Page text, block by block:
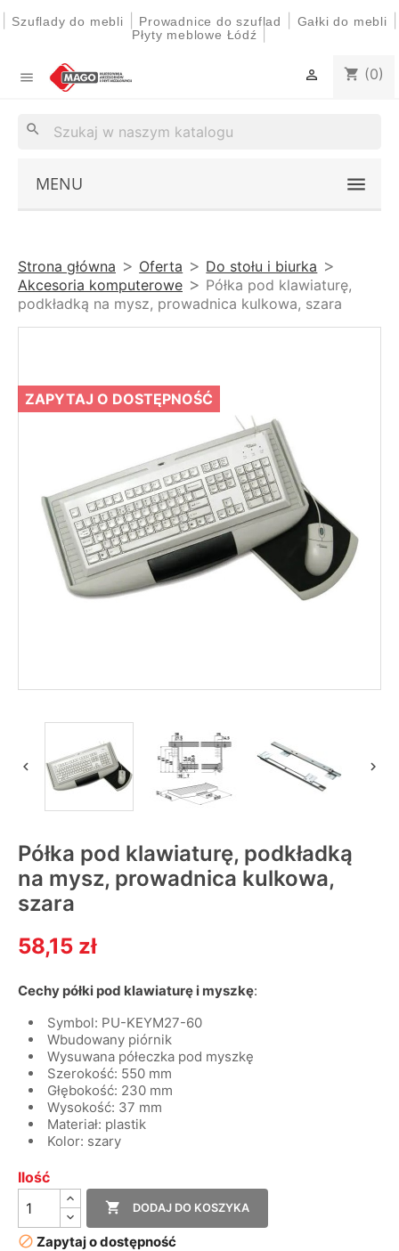
Szuflady do mebli Prowadnice do szuflad Gałki do mebli
Płyty meblowe Łódź
 shopping_cart (0)

search
MENU
Strona główna Oferta
Do stołu i biurka
Akcesoria komputerowe
Półka pod klawiaturę,
podkładką na mysz, prowadnica kulkowa, szara
ZAPYTAJ O DOSTĘPNOŚĆ
 
Półka pod klawiaturę, podkładką
na mysz, prowadnica kulkowa,
szara
58,15 zł
Cechy półki pod klawiaturę i myszkę:
Symbol: PU-KEYM27-60
Wbudowany piórnik
Wysuwana półeczka pod myszkę
Szerokość: 550 mm
Głębokość: 230 mm
Wysokość: 37 mm
Materiał: plastik
Kolor: szary
Ilość
 DODAJ DO KOSZYKA
 Zapytaj o dostępność